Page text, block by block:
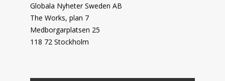
Globala Nyheter Sweden AB
The Works, plan 7
Medborgarplatsen 25
118 72 Stockholm